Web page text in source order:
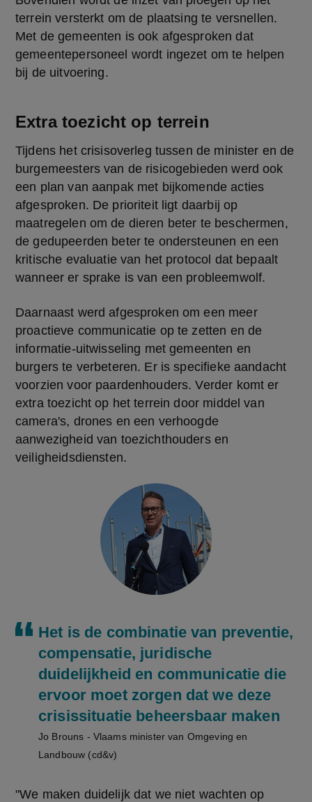
terrein versterkt om de plaatsing te versnellen.
Met de gemeenten is ook afgesproken dat
gemeentepersoneel wordt ingezet om te helpen
bij de uitvoering.
Extra toezicht op terrein
Tijdens het crisisoverleg tussen de minister en de
burgemeesters van de risicogebieden werd ook
een plan van aanpak met bijkomende acties
afgesproken. De prioriteit ligt daarbij op
maatregelen om de dieren beter te beschermen,
de gedupeerden beter te ondersteunen en een
kritische evaluatie van het protocol dat bepaalt
wanneer er sprake is van een probleemwolf.
Daarnaast werd afgesproken om een meer
proactieve communicatie op te zetten en de
informatie-uitwisseling met gemeenten en
burgers te verbeteren. Er is specifieke aandacht
voorzien voor paardenhouders. Verder komt er
extra toezicht op het terrein door middel van
camera's, drones en een verhoogde
aanwezigheid van toezichthouders en
veiligheidsdiensten.
Het is de combinatie van preventie,
compensatie, juridische
duidelijkheid en communicatie die
ervoor moet zorgen dat we deze
crisissituatie beheersbaar maken
Jo Brouns - Vlaams minister van Omgeving en
Landbouw (cd&v)
"We maken duidelijk dat we niet wachten op